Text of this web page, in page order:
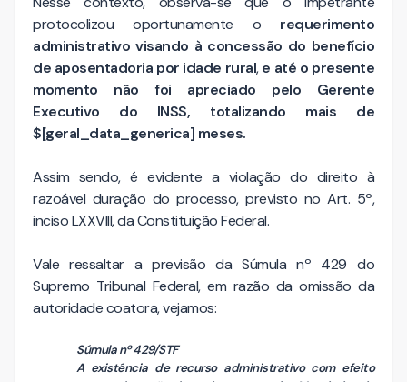
protocolizou oportunamente o requerimento
administrativo visando à concessão do benefício
de aposentadoria por idade rural,e até o presente
momento não foi apreciado pelo Gerente
Executivo do INSS, totalizando mais de
$[geral_data_generica] meses.
Assim sendo, é evidente a violação do direito à
razoável duração do processo, previsto no Art. 5º,
inciso LXXVIII, da Constituição Federal.
Vale ressaltar a previsão da Súmula nº 429 do
Supremo Tribunal Federal, em razão da omissão da
autoridade coatora, vejamos:
Súmula nº 429/STF
A existência de recurso administrativo com efeito